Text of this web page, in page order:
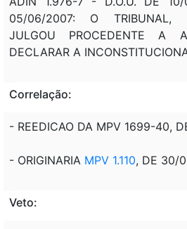
05/06/2007: O TRIBUNAL,
JULGOU PROCEDENTE A
DECLARAR A
Correlação:
- REEDICAO DA MPV 1699-40,
- ORIGINARIA MPV 1.110, DE 30/
Veto: